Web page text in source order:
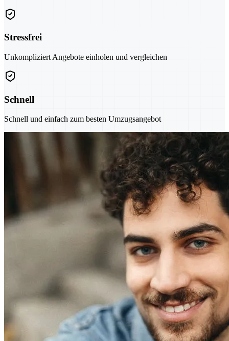
Stressfrei
Unkompliziert Angebote einholen und vergleichen
Schnell
Schnell und einfach zum besten Umzugsangebot